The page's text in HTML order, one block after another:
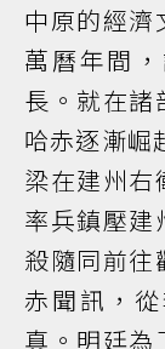
中原的經濟
萬曆年間
長。就在諸
哈赤逐漸崛
梁在建州右
率兵鎮壓建
殺隨同前往
赤聞訊，
真。明廷為